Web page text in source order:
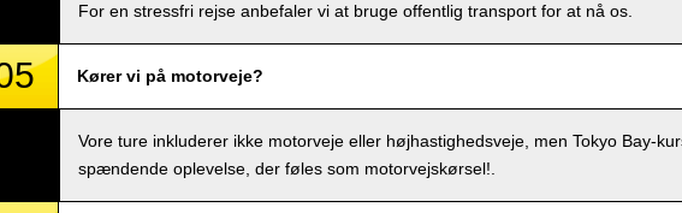
For en stressfri rejse anbefaler vi at bruge offentlig transport for at nå os.
Kører vi på motorveje?
Vore ture inkluderer ikke motorveje eller højhastighedsveje, men Tokyo Bay-
spændende oplevelse, der føles som motorvejskørsel!.